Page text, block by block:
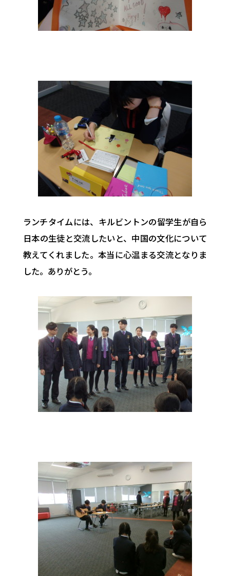
ランチタイムには、キルビントンの留学生が自ら
日本の生徒と交流したいと、中国の文化について
教えてくれました。本当に心温まる交流となりま
した。ありがとう。